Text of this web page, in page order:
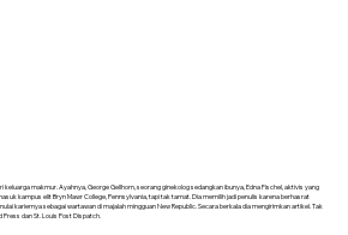
keluarga makmur. Ayahnya, George Gellhorn, seorang ginekolog sedangkan ibunya, Edna Fischel, aktivis yang
kampus elit Bryn Mawr College, Pennsylvania, tapi tak tamat. Dia memilih jadi penulis karena berhasrat
kariernya sebagai wartawan di majalah mingguan New Republic. Secara berkala dia mengirimkan artikel. Tak
dan St. Louis Post Dispatch.